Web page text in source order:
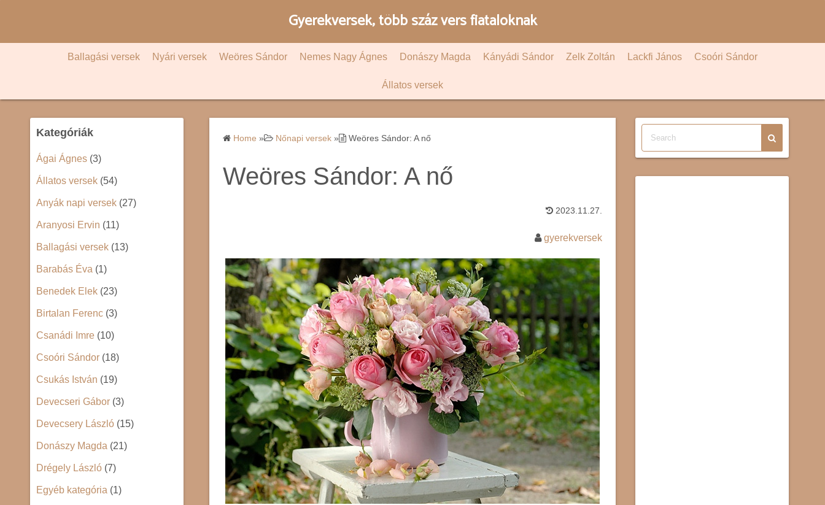
c
Gyerekversek, több száz vers fiataloknak
Ballagási versek Nyári versek Weöres Sándor Nemes Nagy Ágnes Donászy Magda Kányádi Sándor Zelk Zoltán Lackfi János Csoóri Sándor
Állatos versek
Home » Nőnapi versek » Weöres Sándor: A nő
Weöres Sándor: A nő
2023.11.27.
gyerekversek
Kategóriák
Ágai Ágnes (3)
Állatos versek (54)
Anyák napi versek (27)
Aranyosi Ervin (11)
Ballagási versek (13)
Barabás Éva (1)
Benedek Elek (23)
Birtalan Ferenc (3)
Csanádi Imre (10)
Csoóri Sándor (18)
Csukás István (19)
Devecseri Gábor (3)
Devecsery László (15)
Donászy Magda (21)
Drégely László (7)
Egyéb kategória (1)